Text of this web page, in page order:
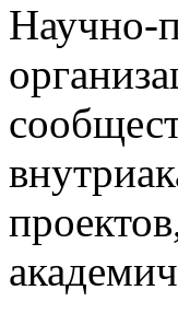
Научно-